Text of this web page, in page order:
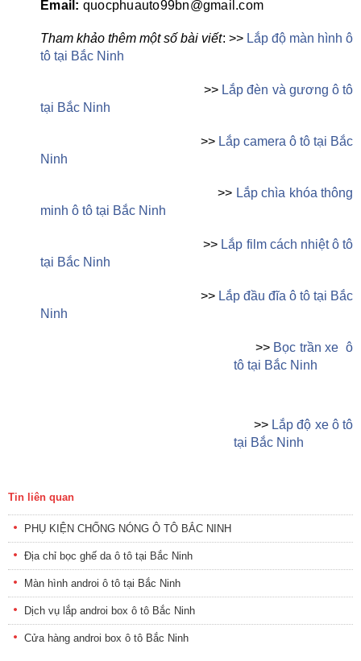
Email: quocphuauto99bn@gmail.com
Tham khảo thêm một số bài viết: >>Lắp độ màn hình ô
tô tại Bắc Ninh
>> Lắp đèn và gương ô tô
tại Bắc Ninh
>> Lắp camera ô tô tại Bắc
Ninh
>> Lắp chìa khóa thông
minh ô tô tại Bắc Ninh
>> Lắp film cách nhiệt ô tô
tại Bắc Ninh
>> Lắp đầu đĩa ô tô tại Bắc
Ninh
>> Bọc trần xe ô
tô tại Bắc Ninh
>> Lắp độ xeô tô
tại Bắc Ninh
Tin liên quan
PHỤ KIỆN CHỐNG NÓNG Ô TÔ BẮC NINH
Địa chỉ bọc ghế da ô tô tại Bắc Ninh
Màn hình androi ô tô tại Bắc Ninh
Dịch vụ lắp androi box ô tô Bắc Ninh
Cửa hàng androi box ô tô Bắc Ninh